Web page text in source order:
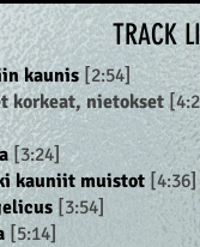
TRACK
kaunis [2:54]
korkeat, nietokset
[3:24]
kauniit muistot [4:36]
[3:54]
[5:14]